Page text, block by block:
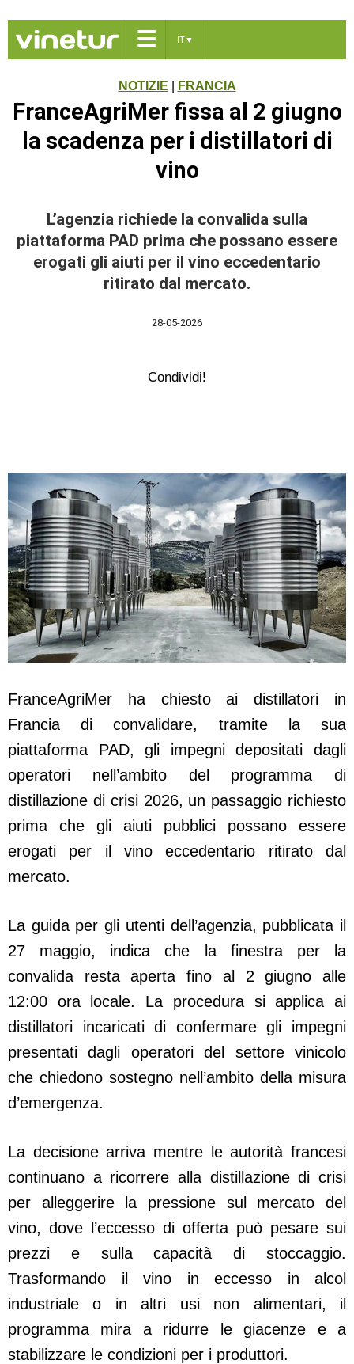
☰ IT▼
NOTIZIE FRANCIA
FranceAgriMer fissa al 2 giugno
la scadenza per i distillatori di
vino
L’agenzia richiede la convalida sulla
piattaforma PAD prima che possano essere
erogati gli aiuti per il vino eccedentario
ritirato dal mercato.
28-05-2026
Condividi!
FranceAgriMer ha chiesto ai distillatori in
Francia di convalidare, tramite la sua
piattaforma PAD, gli impegni depositati dagli
operatori nell’ambito del programma di
distillazione di crisi 2026, un passaggio richiesto
prima che gli aiuti pubblici possano essere
erogati per il vino eccedentario ritirato dal
mercato.
La guida per gli utenti dell’agenzia, pubblicata il
27 maggio, indica che la finestra per la
convalida resta aperta fino al 2 giugno alle
12:00 ora locale. La procedura si applica ai
distillatori incaricati di confermare gli impegni
presentati dagli operatori del settore vinicolo
che chiedono sostegno nell’ambito della misura
d’emergenza.
La decisione arriva mentre le autorità francesi
continuano a ricorrere alla distillazione di crisi
per alleggerire la pressione sul mercato del
vino, dove l’eccesso di offerta può pesare sui
prezzi e sulla capacità di stoccaggio.
Trasformando il vino in eccesso in alcol
industriale o in altri usi non alimentari, il
programma mira a ridurre le giacenze e a
stabilizzare le condizioni per i produttori.